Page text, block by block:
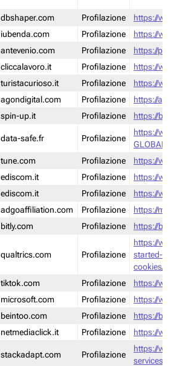
dbshaper.com Profilazione
https://
iubenda.com Profilazione
https://
antevenio.com Profilazione
https://
cliccalavoro.it Profilazione
https://
turistacurioso.it Profilazione
https://
agondigital.com Profilazione
https://
spin-up.it Profilazione https://
data-safe.fr Profilazione
https://
GLOBAL-
tune.com Profilazione
https://
ediscom.it Profilazione
https://
ediscom.it Profilazione
https://
adgoaffiliation.com Profilazione
https://
bitly.com Profilazione https://
qualtrics.com Profilazione
https://
started-
cookies/
tiktok.com Profilazione
https://
microsoft.com Profilazione
https://
beintoo.com Profilazione
https://
netmediaclick.it Profilazione https://
stackadapt.com Profilazione
https://
services-